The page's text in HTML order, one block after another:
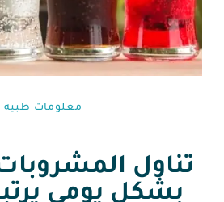
معلومات طبيه⁩
تناول
بشكل يومي